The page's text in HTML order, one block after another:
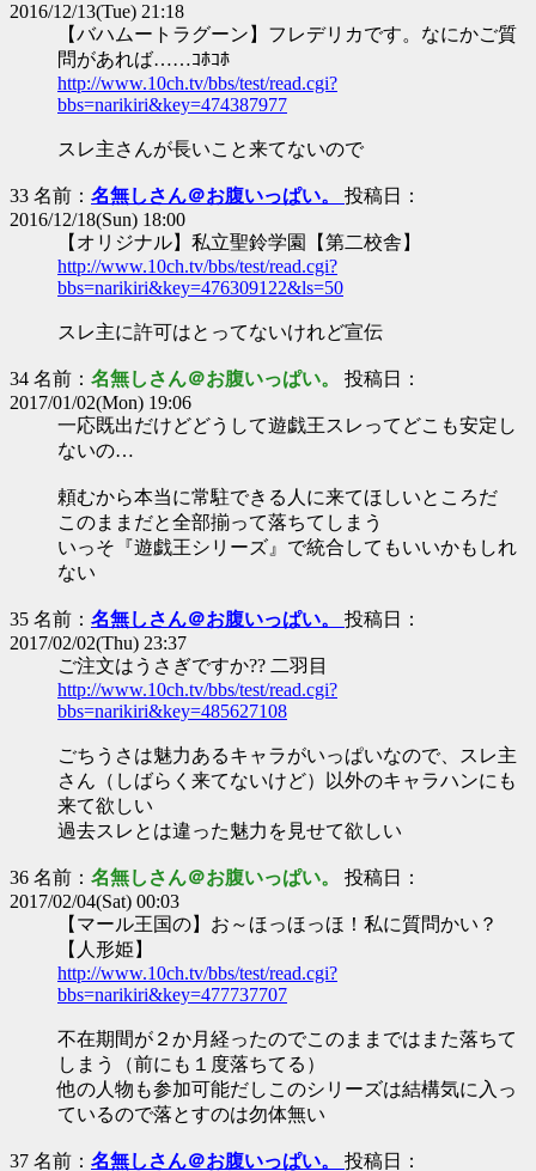
2016/12/13(Tue) 21:18
【バハムートラグーン】フレデリカです。なにかご質
問があれば……ｺﾎｺﾎ
http://www.10ch.tv/bbs/test/read.cgi?
bbs=narikiri&key=474387977
スレ主さんが長いこと来てないので
33 名前： 名無しさん＠お腹いっぱい。 投稿日：
2016/12/18(Sun) 18:00
【オリジナル】私立聖鈴学園【第二校舎】
http://www.10ch.tv/bbs/test/read.cgi?
bbs=narikiri&key=476309122&ls=50
スレ主に許可はとってないけれど宣伝
34 名前： 名無しさん＠お腹いっぱい。 投稿日：
2017/01/02(Mon) 19:06
一応既出だけどどうして遊戯王スレってどこも安定し
ないの…
頼むから本当に常駐できる人に来てほしいところだ
このままだと全部揃って落ちてしまう
いっそ『遊戯王シリーズ』で統合してもいいかもしれ
ない
35 名前： 名無しさん＠お腹いっぱい。 投稿日：
2017/02/02(Thu) 23:37
ご注文はうさぎですか?? 二羽目
http://www.10ch.tv/bbs/test/read.cgi?
bbs=narikiri&key=485627108
ごちうさは魅力あるキャラがいっぱいなので、スレ主
さん（しばらく来てないけど）以外のキャラハンにも
来て欲しい
過去スレとは違った魅力を見せて欲しい
36 名前： 名無しさん＠お腹いっぱい。 投稿日：
2017/02/04(Sat) 00:03
【マール王国の】お～ほっほっほ！私に質問かい？
【人形姫】
http://www.10ch.tv/bbs/test/read.cgi?
bbs=narikiri&key=477737707
不在期間が２か月経ったのでこのままではまた落ちて
しまう（前にも１度落ちてる）
他の人物も参加可能だしこのシリーズは結構気に入っ
ているので落とすのは勿体無い
37 名前： 名無しさん＠お腹いっぱい。 投稿日：